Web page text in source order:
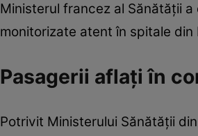
Ministerul francez al Sănătății
monitorizate atent în spitale din
Pasagerii aflați în
Potrivit Ministerului Sănătății